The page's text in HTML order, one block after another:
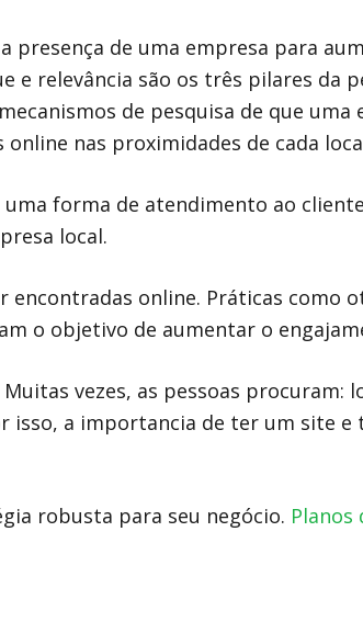
de uma empresa para
relevância são os três pilares da
de pesquisa de que
nas proximidades de cada
forma de atendimento ao
local.
encontradas online. Práticas como
o objetivo de aumentar o
vezes, as pessoas
a importancia de ter um site
robusta para seu negócio. Planos